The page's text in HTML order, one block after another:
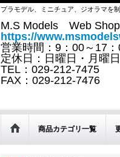
プラモデル、ミニチュア、ジオラマを
M.S Models Web Shop
https://
営業時間：9：00～17
定休日：日曜日・月曜日
TEL：029-212-7475
FAX：029-212-7476
商品カテゴリ一覧